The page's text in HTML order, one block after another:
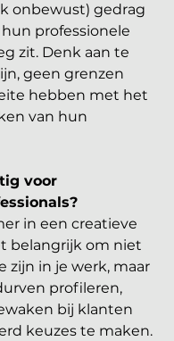
onbewust) gedrag
professionele
zit. Denk aan te
geen grenzen
hebben met het
van hun
voor
in een creatieve
belangrijk om niet
zijn in je werk, maar
profileren,
bij klanten
keuzes te maken.